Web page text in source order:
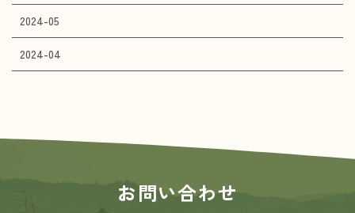
2024-05
2024-04
お問い合わせ